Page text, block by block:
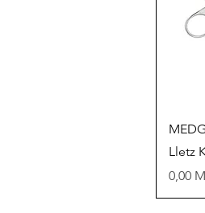
Lletz
Precio
0,00